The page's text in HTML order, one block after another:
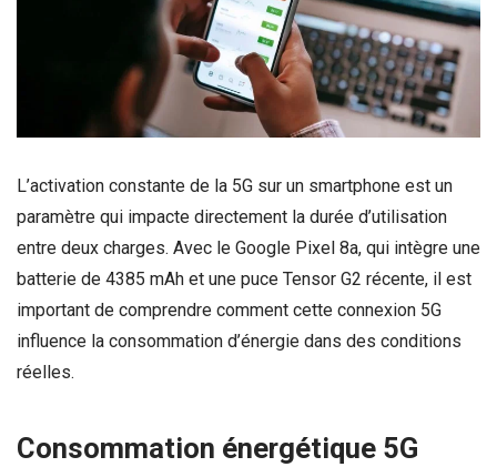
L’activation constante de la 5G sur un smartphone est un
paramètre qui impacte directement la durée d’utilisation
entre deux charges. Avec le Google Pixel 8a, qui intègre une
batterie de 4385 mAh et une puce Tensor G2 récente, il est
important de comprendre comment cette connexion 5G
influence la consommation d’énergie dans des conditions
réelles.
Consommation énergétique 5G